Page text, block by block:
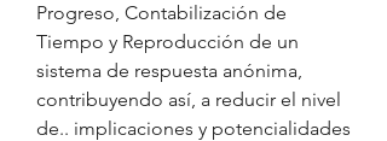
Progreso, Contabilización de
Tiempo y Reproducción de un
sistema de respuesta anónima,
contribuyendo así, a reducir el nivel
de.. implicaciones y potencialidades